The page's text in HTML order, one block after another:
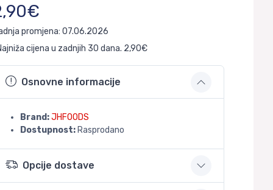
promjena: 07.06.2026
cijena u zadnjih 30 dana. 2,90€
Osnovne informacije
Brand:JHFOODS
Dostupnost: Rasprodano
Opcije dostave